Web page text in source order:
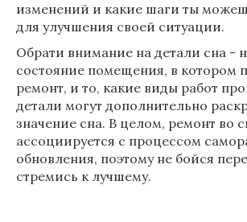
изменений и какие шаги ты
для улучшения своей ситуации.
Обрати внимание на детали сна -
состояние помещения, в котором
ремонт, и то, какие виды работ
детали могут дополнительно
значение сна. В целом, ремонт во
ассоциируется с процессом
обновления, поэтому не бойся
стремись к лучшему.